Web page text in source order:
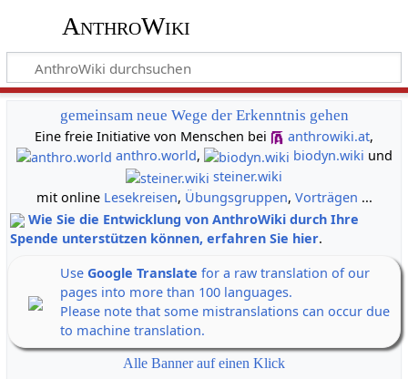
AnthroWiki
gemeinsam neue Wege der Erkenntnis gehen
Eine freie Initiative von Menschen bei
anthrowiki.at,
anthro.world, biodyn.wiki und
steiner.wiki
mit online Lesekreisen, Übungsgruppen, Vorträgen ...
Wie Sie die Entwicklung von AnthroWiki durch Ihre
Spende unterstützen können, erfahren Sie hier.
Use Google Translate for a raw translation of our
pages into more than 100 languages.
Please note that some mistranslations can occur due
to machine translation.
Alle Banner auf einen Klick